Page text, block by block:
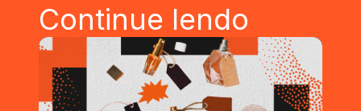
Continue lendo